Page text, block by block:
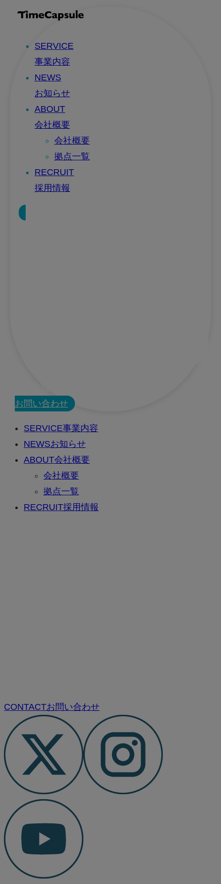
SERVICE
事業内容
NEWS
お知らせ
ABOUT
会社概要
会社概要
拠点一覧
RECRUIT
採用情報
お問い合わせ
SERVICE事業内容
NEWSお知らせ
ABOUT会社概要
会社概要
拠点一覧
RECRUIT採用情報
CONTACTお問い合わせ